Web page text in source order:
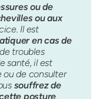
ou de
ou aux
Il est
en cas de
de troubles
santé, il est
de consulter
souffrez de
posture.